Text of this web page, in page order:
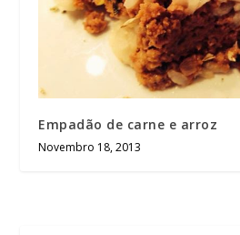
Empadão de carne e arroz
Novembro 18, 2013